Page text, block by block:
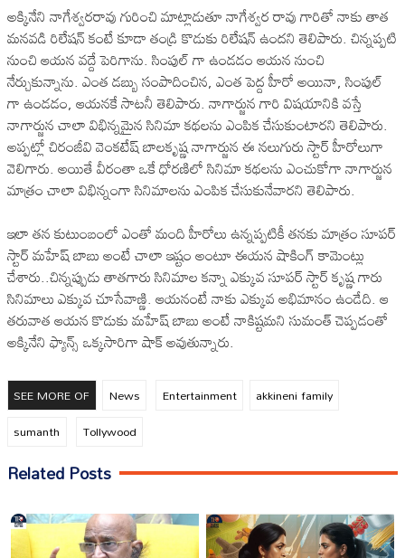
అక్కినేని నాగేశ్వరరావు గురించి మాట్లాడుతూ నాగేశ్వర రావు గారితో నాకు తాత
మనవడి రిలేషన్ కంటే కూడా తండ్రి కొడుకు రిలేషన్ ఉందని తెలిపారు. చిన్నప్పటి
నుంచి ఆయన వద్దే పెరిగాను. సింపుల్ గా ఉండడం ఆయన నుంచి
నేర్చుకున్నాను. ఎంత డబ్బు సంపాదించిన, ఎంత పెద్ద హీరో అయినా, సింపుల్
గా ఉండడం, ఆయనకే సాటనీ తెలిపారు. నాగార్జున గారి విషయానికి వస్తే
నాగార్జున చాలా విభిన్నమైన సినిమా కథలను ఎంపిక చేసుకుంటారని తెలిపారు.
అప్పట్లో చిరంజీవి వెంకటేష్ బాలకృష్ణ నాగార్జున ఈ నలుగురు స్టార్ హీరోలుగా
వెలిగారు. అయితే వీరంతా ఒకే ధోరణిలో సినిమా కథలను ఎంచుకోగా నాగార్జున
మాత్రం చాలా విభిన్నంగా సినిమాలను ఎంపిక చేసుకునేవారని తెలిపారు.
ఇలా తన కుటుంబంలో ఎంతో మంది హీరోలు ఉన్నప్పటికీ తనకు మాత్రం సూపర్
స్టార్ మహేష్ బాబు అంటే చాలా ఇష్టం అంటూ ఈయన షాకింగ్ కామెంట్లు
చేశారు..చిన్నప్పుడు తాతగారు సినిమాల కన్నా ఎక్కువ సూపర్ స్టార్ కృష్ణ గారు
సినిమాలు ఎక్కువ చూసేవాణ్ణి. ఆయనంటే నాకు ఎక్కువ అభిమానం ఉండేది. ఆ
తరువాత ఆయన కొడుకు మహేష్ బాబు అంటే నాకిష్టమని సుమంత్ చెప్పడంతో
అక్కినేని ఫ్యాన్స్ ఒక్కసారిగా షాక్ అవుతున్నారు.
SEE MORE OF News Entertainment
akkineni family
sumanth
Tollywood
Related Posts